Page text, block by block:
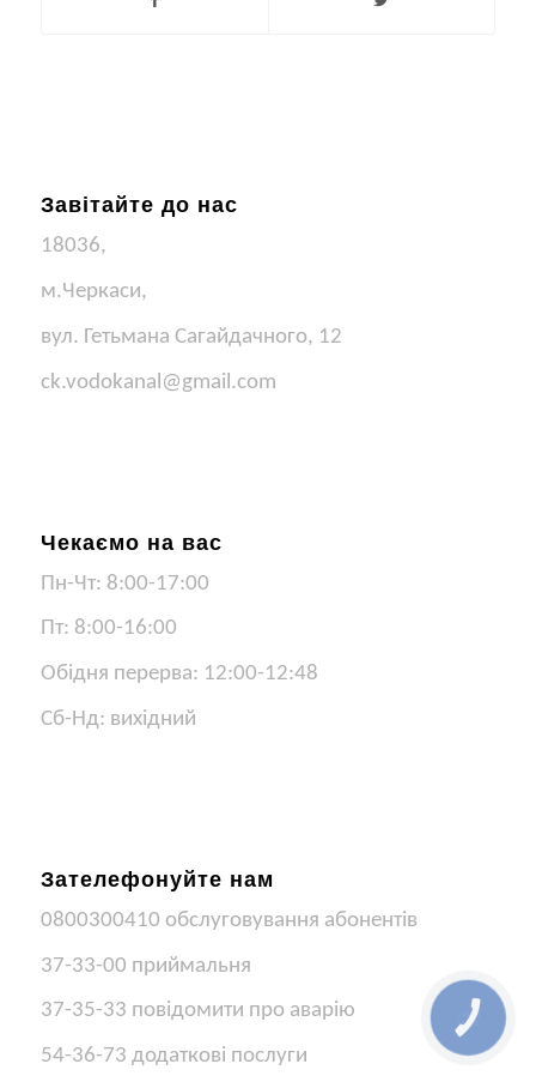
Завітайте до нас
18036,
м.Черкаси,
вул. Гетьмана Сагайдачного, 12
ck.vodokanal@gmail.com
Чекаємо на вас
Пн-Чт: 8:00-17:00
Пт: 8:00-16:00
Обідня перерва: 12:00-12:48
Сб-Нд: вихідний
Зателефонуйте нам
0800300410 обслуговування абонентів
37-33-00 приймальня
37-35-33 повідомити про аварію
54-36-73 додаткові послуги
КНОПКА
ЗВ'ЯЗКУ